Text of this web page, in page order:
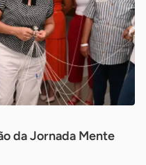
da Jornada Mente